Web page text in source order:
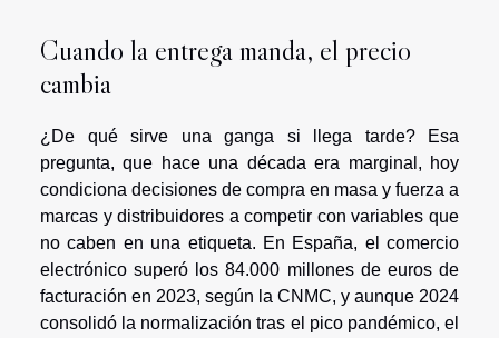
Cuando la entrega manda, el precio
cambia
¿De qué sirve una ganga si llega tarde? Esa
pregunta, que hace una década era marginal, hoy
condiciona decisiones de compra en masa y fuerza a
marcas y distribuidores a competir con variables que
no caben en una etiqueta. En España, el comercio
electrónico superó los 84.000 millones de euros de
facturación en 2023, según la CNMC, y aunque 2024
consolidó la normalización tras el pico pandémico, el